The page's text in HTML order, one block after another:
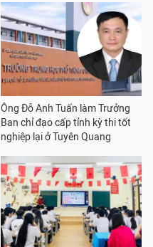
Ông Đỗ Anh Tuấn làm Trưởng
Ban chỉ đạo cấp tỉnh kỳ thi tốt
nghiệp lại ở Tuyên Quang